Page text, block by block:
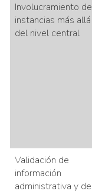
Involucramiento de
instancias más allá
del nivel central
Validación de
información
administrativa y de